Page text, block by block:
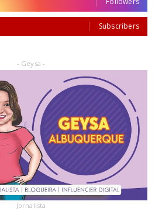
Subscribers
- Geysa -
Jornalista